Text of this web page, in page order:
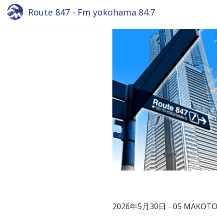
Route 847 - Fm yokohama 84.7
2026年5月30日 05